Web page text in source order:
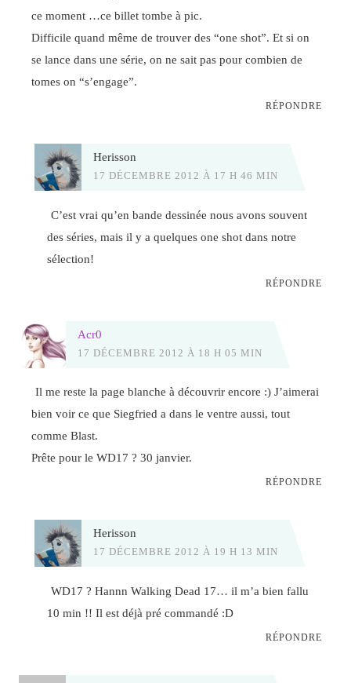
ce moment …ce billet tombe à pic.
Difficile quand même de trouver des “one shot”. Et si on
se lance dans une série, on ne sait pas pour combien de
tomes on “s’engage”.
RÉPONDRE
Herisson
17 DÉCEMBRE 2012 À 17 H 46 MIN
C’est vrai qu’en bande dessinée nous avons souvent
des séries, mais il y a quelques one shot dans notre
sélection!
RÉPONDRE
Acr0
17 DÉCEMBRE 2012 À 18 H 05 MIN
Il me reste la page blanche à découvrir encore :) J’aimerai
bien voir ce que Siegfried a dans le ventre aussi, tout
comme Blast.
Prête pour le WD17 ? 30 janvier.
RÉPONDRE
Herisson
17 DÉCEMBRE 2012 À 19 H 13 MIN
WD17 ? Hannn Walking Dead 17… il m’a bien fallu
10 min !! Il est déjà pré commandé :D
RÉPONDRE